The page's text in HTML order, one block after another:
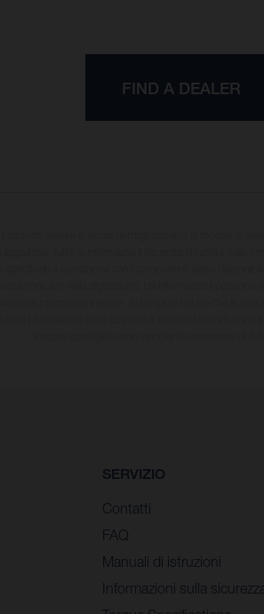
FIND A DEALER
SERVIZIO
Contatti
FAQ
Manuali di istruzioni
Informazioni sulla